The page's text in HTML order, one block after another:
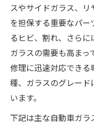
スやサイドガラス、
を担保する重要なパ
るヒビ、割れ、さら
ガラスの需要も高まっ
修理に迅速対応でき
種、ガラスのグレード
います。
下記は主な自動車ガラ